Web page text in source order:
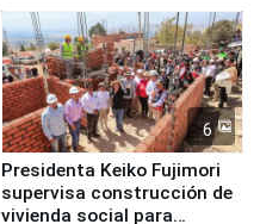
6
Presidenta Keiko Fujimori
supervisa construcción de
vivienda social para